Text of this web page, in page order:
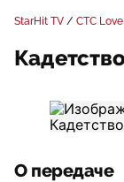
StarHit TV СТС Love
О передаче